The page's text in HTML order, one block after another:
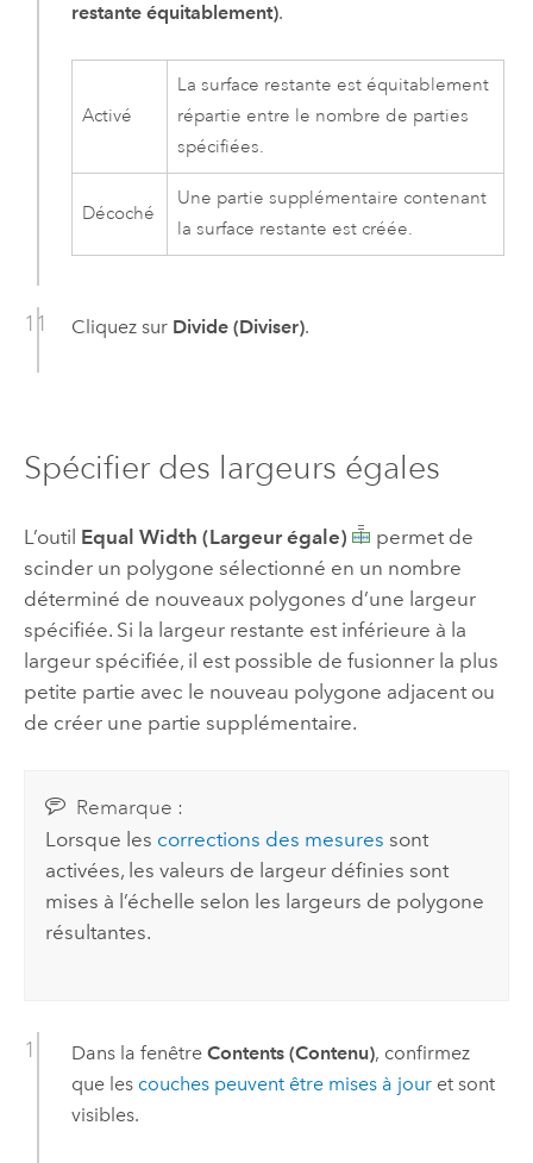
restante équitablement).
Activé
La surface restante est équitablement
répartie entre le nombre de parties
spécifiées.
Décoché
Une partie supplémentaire contenant
la surface restante est créée.
Cliquez sur Divide (Diviser).
Spécifier des largeurs égales
L’outil Equal Width (Largeur égale)
permet de
scinder un polygone sélectionné en un nombre
déterminé de nouveaux polygones d’une largeur
spécifiée. Si la largeur restante est inférieure à la
largeur spécifiée, il est possible de fusionner la plus
petite partie avec le nouveau polygone adjacent ou
de créer une partie supplémentaire.
Remarque :
Lorsque les corrections des mesures sont
activées, les valeurs de largeur définies sont
mises à l’échelle selon les largeurs de polygone
résultantes.
Dans la fenêtre Contents (Contenu), confirmez
que les couches peuvent être mises à jouret sont
visibles.